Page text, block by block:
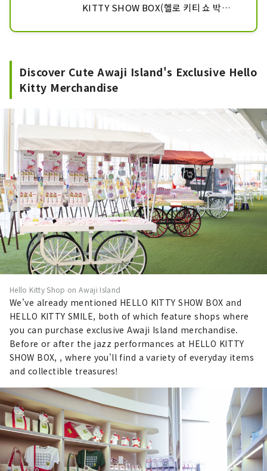
심하고 즐길 수 있습니다♪
프로젝션 맵핑 등 최신 미디어 아트를 구사
키티의 방」에 초대. 을희의 헬로 키티가
놀러 올지도… 방에는 헬로 키티가 좋아하
에서 귀여운 기념 사진을 많이 찍자!
Garden Terrace는 HELLO KITTY
SMILE 본관 1층에 위치한 중국 요리 레스
토랑입니다. 바다가 보이는 정원에서 정통
중국 요리를 드실 수 있습니다. 메인 접시
나 세트 메뉴 내용은 스스로 커스터마이즈
해, 자신 취향에. 그 밖에도 평일 한정으로
음료 뷔페 세트도 등장! 마음도 배도 채워
지는 사치 점심을 부디! 키티와의 인사말
점심도 개최되고 있습니다 ♡
은 간사이 최대급의 산리오 캐릭터 상품 취
급점입니다. 헬로 키티를 비롯해 산리오의
캐릭터 상품이 즐비합니다. HELLO
KITTY SMILE에서만 살 수 있는 오리지
널 상품도 필견! 선물로 추천하고 싶은 봉
제인형도 다양한 버전이 있어, 보고 있는
것만으로도 즐길 수 있습니다!
KITTY SHOW BOX(헬로 키티 쇼 박
나 노래와 댄스와 연주에 의한 쇼로 헬로
태를 한 최대의 지붕」으로 기네스 세계 기
록™에 인정되었습니다.
헬로 키티 쇼 박스의 즐기는 방법은
「쇼」 「음식」 「숍」 「놀이」의 4
개!
헬로 키티 쇼 박스는 "시설 전체가 "놀라움
에 넘치는""을 컨셉으로 한 고객에게 놀라
움과 감동을주는 극장 레스토랑입니다.
런치타임1 공연과 카페타임2 공연 하루 3
회 헬로키티의 노래와 댄스쇼를 즐길 수 있
습니다!
게다가 귀여운 스위트 뷔페도 즐길 수 있습
와의 인사말 타임도 있어, 기념 사진의 촬
영을 실시할 수 있습니다!
숍에는, 헬로 키티 쇼 박스 한정으로 아와
지시마에서 밖에 살 수 없는 상품이 많이
있으므로 선물에도 추천입니다☆
Discover Cute Awaji Island's Exclusive Hello
Kitty Merchandise
Hello Kitty Shop on Awaji Island
We've already mentioned HELLO KITTY SHOW BOX and
HELLO KITTY SMILE, both of which feature shops where
you can purchase exclusive Awaji Island merchandise.
Before or after the jazz performances at HELLO KITTY
SHOW BOX, , where you'll find a variety of everyday items
and collectible treasures!